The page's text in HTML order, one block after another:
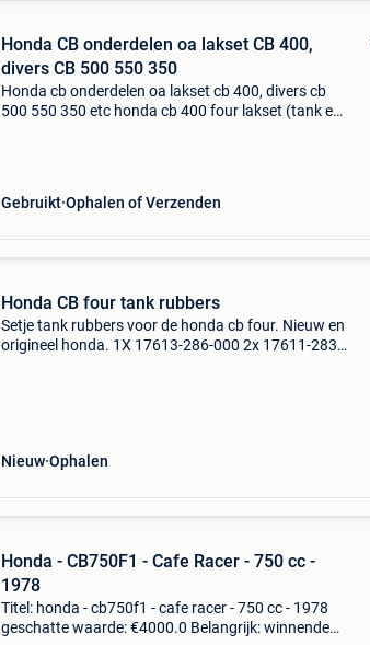
Honda CB onderdelen oa lakset CB 400,
divers CB 500 550 350
Honda cb onderdelen oa lakset cb 400, divers cb
500 550 350 etc honda cb 400 four lakset (tank en
Gebruikt Ophalen of Verzenden
Honda CB four tank rubbers
Setje tank rubbers voor de honda cb four. Nieuw en
origineel honda. 1X 17613-286-000 2x 17611-283-
Nieuw Ophalen
Honda - CB750F1 - Cafe Racer - 750 cc -
1978
Titel: honda - cb750f1 - cafe racer - 750 cc - 1978
geschatte waarde: €4000.0 Belangrijk: winnende